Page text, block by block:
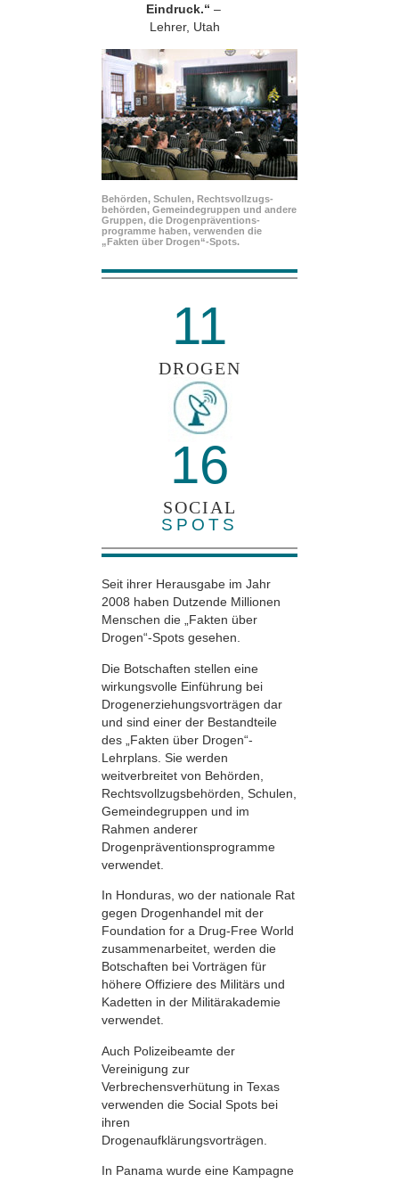
Eindruck.“ –
Lehrer, Utah
Behörden, Schulen, Rechtsvollzugs­
behörden, Gemeindegruppen und andere
Gruppen, die Drogenpräventions­
programme haben, verwenden die
„Fakten über Drogen“-Spots.
11
DROGEN
16
SOCIAL
SPOTS
Seit ihrer Herausgabe im Jahr
2008 haben Dutzende Millionen
Menschen die „Fakten über
Drogen“-Spots gesehen.
Die Botschaften stellen eine
wirkungsvolle Einführung bei
Drogenerziehungsvorträgen dar
und sind einer der Bestandteile
des „Fakten über Drogen“-
Lehrplans. Sie werden
weitverbreitet von Behörden,
Rechtsvollzugsbehörden, Schulen,
Gemeindegruppen und im
Rahmen anderer
Drogenpräventionsprogramme
verwendet.
In Honduras, wo der nationale Rat
gegen Drogenhandel mit der
Foundation for a Drug-Free World
zusammenarbeitet, werden die
Botschaften bei Vorträgen für
höhere Offiziere des Militärs und
Kadetten in der Militärakademie
verwendet.
Auch Polizeibeamte der
Vereinigung zur
Verbrechensverhütung in Texas
verwenden die Social Spots bei
ihren
Drogenaufklärungsvorträgen.
In Panama wurde eine Kampagne